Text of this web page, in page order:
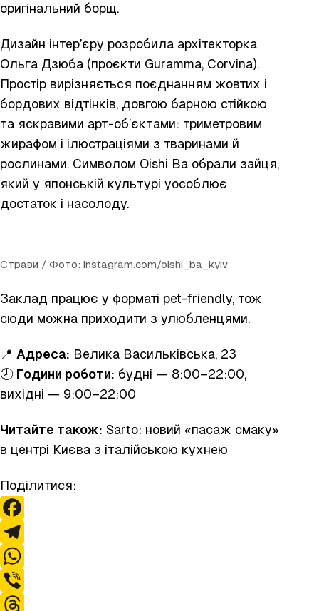
оригінальний борщ.
Дизайн інтер’єру розробила архітекторка
Ольга Дзюба (проєкти Guramma, Corvina).
Простір вирізняється поєднанням жовтих і
бордових відтінків, довгою барною стійкою
та яскравими арт-об’єктами: триметровим
жирафом і ілюстраціями з тваринами й
рослинами. Символом Oishi Ba обрали зайця,
який у японській культурі уособлює
достаток і насолоду.
Страви / Фото: instagram.com/oishi_ba_kyiv
Заклад працює у форматі pet-friendly, тож
сюди можна приходити з улюбленцями.
📍 Адреса: Велика Васильківська, 23
🕗 Години роботи: будні — 8:00–22:00,
вихідні — 9:00–22:00
Читайте також: Sarto: новий «пасаж смаку»
в центрі Києва з італійською кухнею
Поділитися:
F
a
c
e
T
e
W
hV